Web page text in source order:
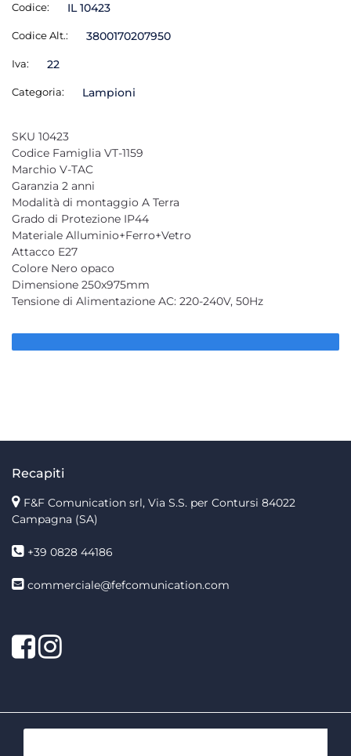
Codice: IL 10423
Codice Alt.: 3800170207950
Iva: 22
Categoria: Lampioni
SKU 10423
Codice Famiglia VT-1159
Marchio V-TAC
Garanzia 2 anni
Modalità di montaggio A Terra
Grado di Protezione IP44
Materiale Alluminio+Ferro+Vetro
Attacco E27
Colore Nero opaco
Dimensione 250x975mm
Tensione di Alimentazione AC: 220-240V, 50Hz
Recapiti
F&F Comunication srl, Via S.S. per Contursi 84022
Campagna (SA)
+39 0828 44186
commerciale@fefcomunication.com
Facebook
Twitter